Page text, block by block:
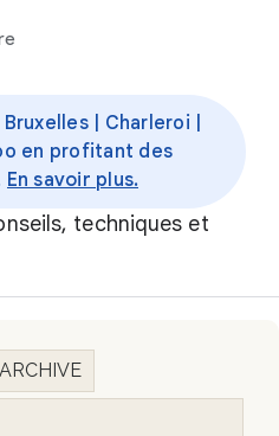
| Charleroi |
en profitant des
En savoir plus.
techniques et
ARCHIVE